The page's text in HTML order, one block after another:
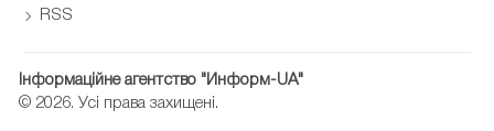
RSS
Інформаційне агентство "Информ-UA"
© 2026. Усі права захищені.